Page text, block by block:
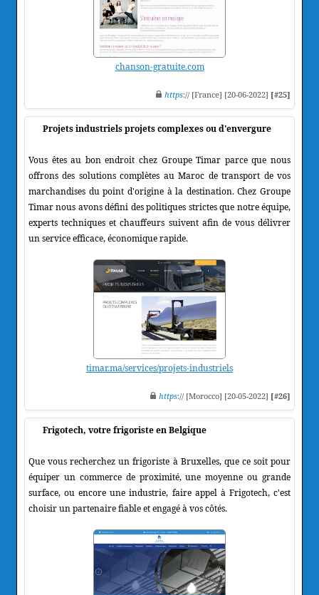
chanson-gratuite.com
https:// [France] [20-06-2022] [#25]
Projets industriels projets complexes ou d'envergure
Vous êtes au bon endroit chez Groupe Timar parce que nous
offrons des solutions complètes au Maroc de transport de vos
marchandises du point d'origine à la destination. Chez Groupe
Timar nous avons défini des politiques strictes que notre équipe,
experts techniques et chauffeurs suivent afin de vous délivrer
un service efficace, économique rapide.
timar.ma/services/projets-industriels
https:// [Morocco] [20-05-2022] [#26]
Frigotech, votre frigoriste en Belgique
Que vous recherchez un frigoriste à Bruxelles, que ce soit pour
équiper un commerce de proximité, une moyenne ou grande
surface, ou encore une industrie, faire appel à Frigotech, c'est
choisir un partenaire fiable et engagé à vos côtés.